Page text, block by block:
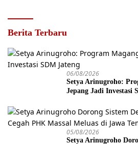
Berita Terbaru
06/08/2026
Setya Arinugroho:
Jepang Jadi Investasi
05/08/2026
Setya Arinugroho